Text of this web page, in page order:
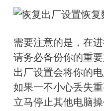
需要注意的是，在
请务必备份你的重
出厂设置会将你的
如果一不小心丢失
立马停止其他电脑